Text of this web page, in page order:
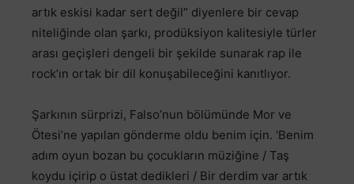
artık eskisi kadar sert değil” diyenlere bir cevap
niteliğinde olan şarkı, prodüksiyon kalitesiyle türler
arası geçişleri dengeli bir şekilde sunarak rap ile
rock’ın ortak bir dil konuşabileceğini kanıtlıyor.
Şarkının sürprizi, Falso’nun bölümünde Mor ve
Ötesi’ne yapılan gönderme oldu benim için. ‘Benim
adım oyun bozan bu çocukların müziğine / Taş
koydu içirip o üstat dedikleri / Bir derdim var artık